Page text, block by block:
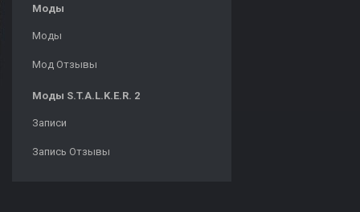
Моды
Моды
Мод Отзывы
Моды S.T.A.L.K.E.R. 2
Записи
Запись Отзывы